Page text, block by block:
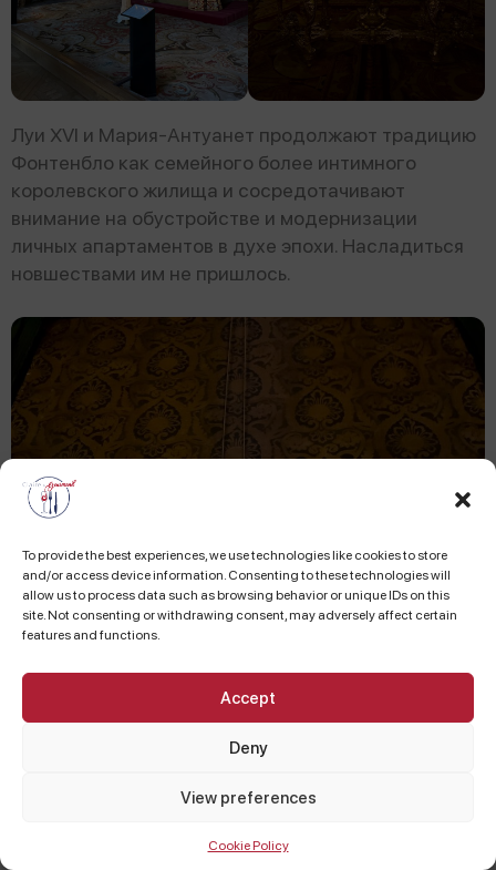
To provide the best experiences, we use technologies like cookies to store
and/or access device information. Consenting to these technologies will
allow us to process data such as browsing behavior or unique IDs on this
site. Not consenting or withdrawing consent, may adversely affect certain
features and functions.
Accept
Deny
View preferences
Cookie Policy
Луи XVI и Мария-Антуанет продолжают традицию
Фонтенбло как семейного более интимного
королевского жилища и сосредотачивают
внимание на обустройстве и модернизации
личных апартаментов в духе эпохи. Насладиться
новшествами им не пришлось.